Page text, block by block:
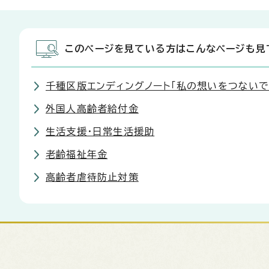
このページを見ている方はこんなページも見
千種区版エンディングノート「私の想いをつない
外国人高齢者給付金
生活支援・日常生活援助
老齢福祉年金
高齢者虐待防止対策